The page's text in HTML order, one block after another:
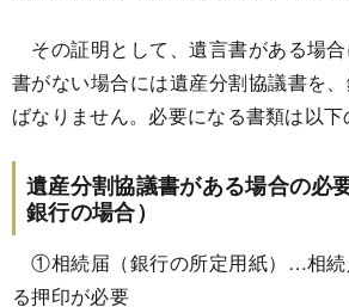
その証明として、遺言書がある場
書がない場合には遺産分割協議書を
ばなりません。必要になる書類は以下
遺産分割協議書がある場合の必
銀行の場合）
①相続届（銀行の所定用紙）…相続
る押印が必要